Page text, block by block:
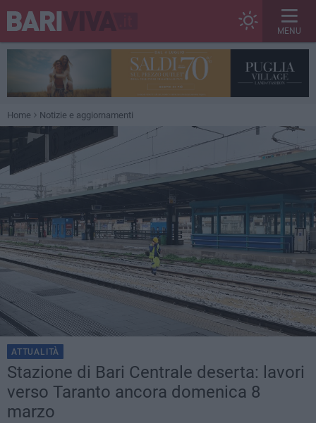
MENU
Home Notizie e aggiornamenti
ATTUALITÀ
Stazione di Bari Centrale deserta: lavori
verso Taranto ancora domenica 8
marzo